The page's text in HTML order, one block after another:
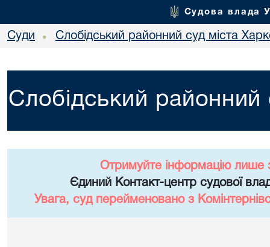
Судова влада
Суди • Слобідський районний суд міста
Слобідський районний
Отримуйте інформацію лише
Єдиний Контакт-центр судової
Увага, суд перейменовано з